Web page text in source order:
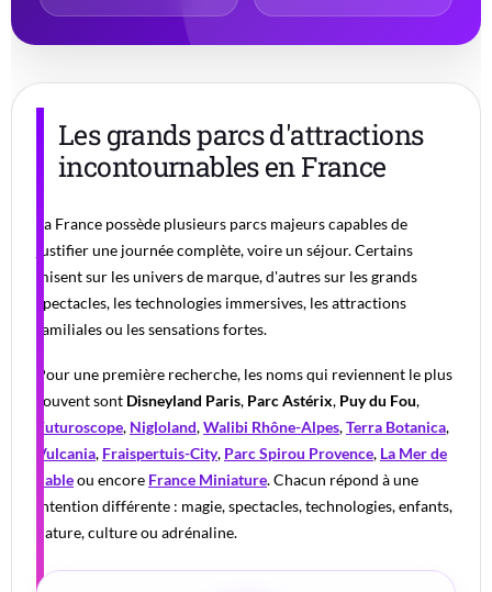
Les grands parcs d'attractions
incontournables en France
La France possède plusieurs parcs majeurs capables de
justifier une journée complète, voire un séjour. Certains
misent sur les univers de marque, d'autres sur les grands
spectacles, les technologies immersives, les attractions
familiales ou les sensations fortes.
Pour une première recherche, les noms qui reviennent le plus
souvent sont Disneyland Paris, Parc Astérix, Puy du Fou,
Futuroscope, Nigloland,Walibi Rhône-Alpes,Terra Botanica,
Vulcania, Fraispertuis-City, Parc Spirou Provence, La Mer de
Sableou encore France Miniature. Chacun répond à une
intention différente : magie, spectacles, technologies, enfants,
nature, culture ou adrénaline.